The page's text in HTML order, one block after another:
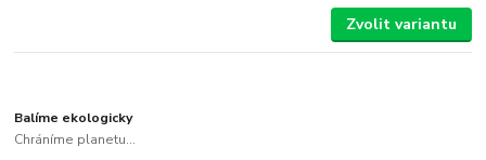
Zvolit variantu
Balíme ekologicky
Chráníme planetu...